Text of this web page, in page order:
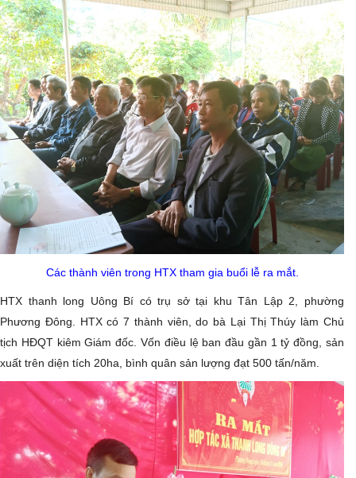
Các thành viên trong HTX tham gia buổi lễ ra mắt.
HTX thanh long Uông Bí có trụ sở tại khu Tân Lập 2, phường
Phương Đông. HTX có 7 thành viên, do bà Lại Thị Thúy làm Chủ
tịch HĐQT kiêm Giám đốc. Vốn điều lệ ban đầu gần 1 tỷ đồng, sản
xuất trên diện tích 20ha, bình quân sản lượng đạt 500 tấn/năm.